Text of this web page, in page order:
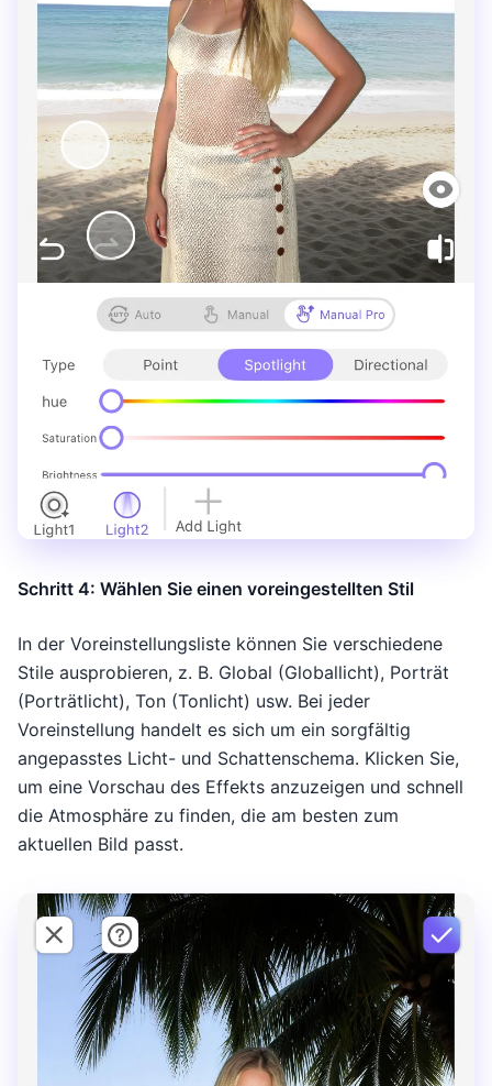
Schritt 4: Wählen Sie einen voreingestellten Stil
In der Voreinstellungsliste können Sie verschiedene
Stile ausprobieren, z. B. Global (Globallicht), Porträt
(Porträtlicht), Ton (Tonlicht) usw. Bei jeder
Voreinstellung handelt es sich um ein sorgfältig
angepasstes Licht- und Schattenschema. Klicken Sie,
um eine Vorschau des Effekts anzuzeigen und schnell
die Atmosphäre zu finden, die am besten zum
aktuellen Bild passt.